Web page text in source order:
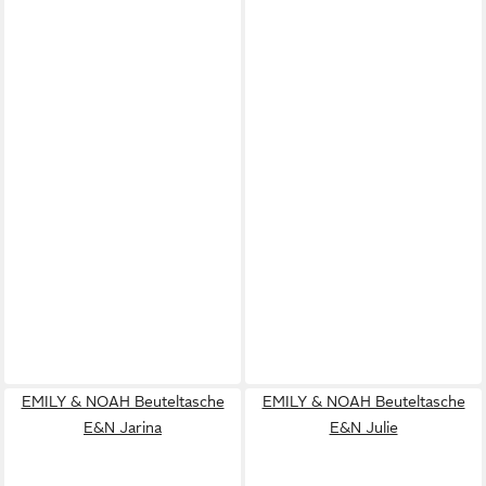
EMILY & NOAH Beuteltasche
E&N Jarina
EMILY & NOAH Beuteltasche
E&N Julie